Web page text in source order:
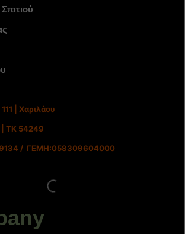
| Χαριλάου
| ΤΚ 54249
/ ΓΕΜΗ:058309604000